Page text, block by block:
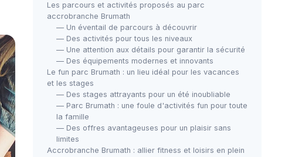
Les parcours et activités proposés au parc
accrobranche Brumath
— Un éventail de parcours à découvrir
— Des activités pour tous les niveaux
— Une attention aux détails pour garantir la sécurité
— Des équipements modernes et innovants
Le fun parc Brumath : un lieu idéal pour les vacances
et les stages
— Des stages attrayants pour un été inoubliable
— Parc Brumath : une foule d'activités fun pour toute
la famille
— Des offres avantageuses pour un plaisir sans
limites
Accrobranche Brumath : allier fitness et loisirs en plein